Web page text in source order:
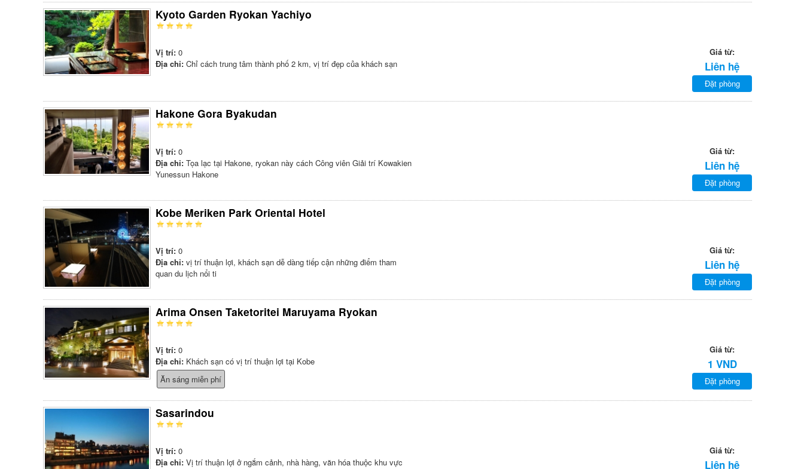
Kyoto Garden Ryokan Yachiyo
Vị trí: 0
Địa chỉ: Chỉ cách trung tâm thành phố 2 km, vị trí đẹp của khách sạn
Giá từ:
Liên hệ
Đặt phòng
Hakone Gora Byakudan
Vị trí: 0
Địa chỉ: Tọa lạc tại Hakone, ryokan này cách Công viên Giải trí Kowakien
Yunessun Hakone
Giá từ:
Liên hệ
Đặt phòng
Kobe Meriken Park Oriental Hotel
Vị trí: 0
Địa chỉ: vị trí thuận lợi, khách sạn dễ dàng tiếp cận những điểm tham
quan du lịch nổi ti
Giá từ:
Liên hệ
Đặt phòng
Arima Onsen Taketoritei Maruyama Ryokan
Vị trí: 0
Địa chỉ: Khách sạn có vị trí thuận lợi tại Kobe
Ăn sáng miễn phí
Giá từ:
1 VND
Đặt phòng
Sasarindou
Vị trí: 0
Địa chỉ: Vị trí thuận lợi ở ngắm cảnh, nhà hàng, văn hóa thuộc khu vực
Giá từ:
Liên hệ